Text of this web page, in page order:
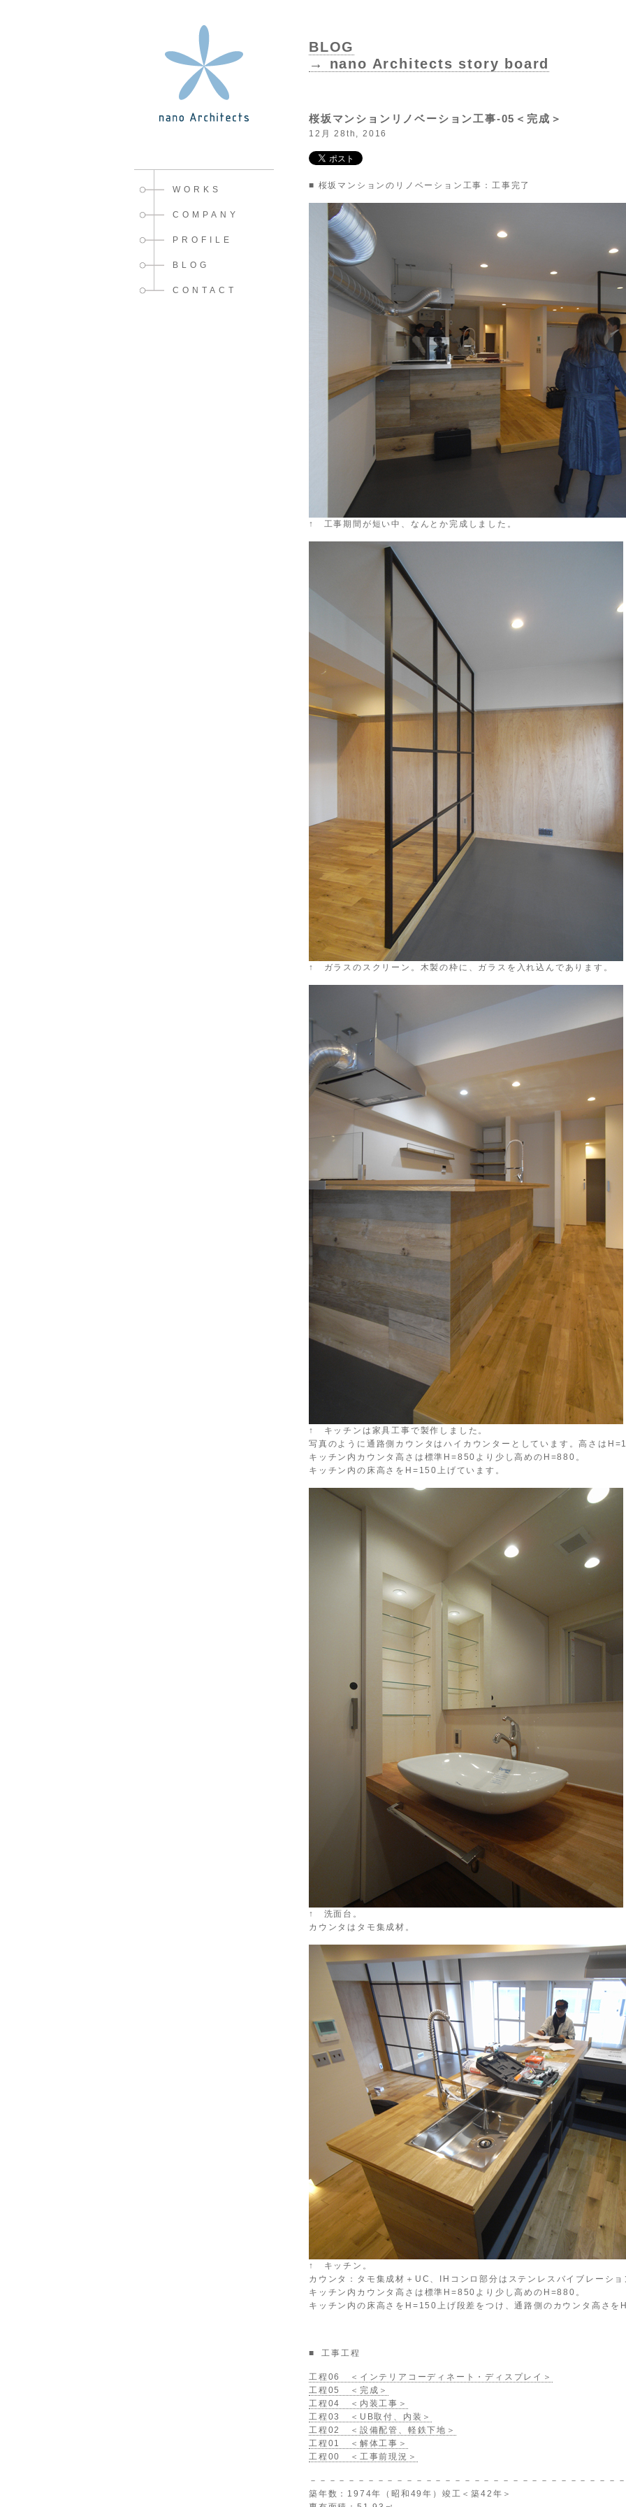
WORKS
COMPANY
PROFILE
BLOG
CONTACT
BLOG
→ nano Architects story board
桜坂マンションリノベーション工事-05＜完成＞
12月 28th, 2016
■ 桜坂マンションのリノベーション工事：工事完了
↑ 工事期間が短い中、なんとか完成しました。
↑ ガラスのスクリーン。木製の枠に、ガラスを入れ込んであります。
↑ キッチンは家具工事で製作しました。
写真のように通路側カウンタはハイカウンターとしています。高さは
キッチン内カウンタ高さは標準H=850より少し高めのH=880。
キッチン内の床高さをH=150上げています。
↑ 洗面台。
カウンタはタモ集成材。
↑ キッチン。
カウンタ：タモ集成材＋UC、IHコンロ部分はステンレスバイブレーシ
キッチン内カウンタ高さは標準H=850より少し高めのH=880。
キッチン内の床高さをH=150上げ段差をつけ、通路側のカウンタ高さ
■ 工事工程
工程06 ＜インテリアコーディネート・ディスプレイ＞
工程05 ＜完成＞
工程04 ＜内装工事＞
工程03 ＜UB取付、内装＞
工程02 ＜設備配管、軽鉄下地＞
工程01 ＜解体工事＞
工程00 ＜工事前現況＞
－－－－－－－－－－－－－－－－－－－－－－－－－－－－－－－－
築年数：1974年（昭和49年）竣工＜築42年＞